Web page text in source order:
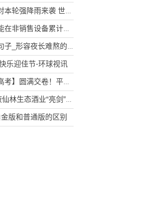
吉首市气象局：全力应对本轮强降雨来袭 世界独家
深耕非洲市场，山河智能在非销售设备累计千余台（套）|速看
形容夜晚难熬太漫长的句子_形容夜长难熬的句子 漫长的夜晚心情说说短句
乐迎佳节-环球视讯
【世界独家】【护航中高考】圆满交卷！平度公安守护追梦路 愿前程似锦不负韶华
“五粮本草”上新，五粮液仙林生态酒业“亮剑”露酒赛道_环球信息
版和普通版的区别